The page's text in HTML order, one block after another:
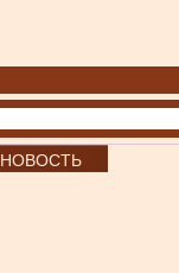
НОВОСТЬ